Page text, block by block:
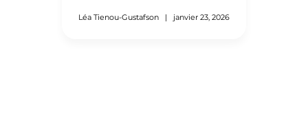
Léa Tienou-Gustafson | janvier 23, 2026